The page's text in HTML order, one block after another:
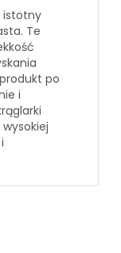
istotny
Te
po
i